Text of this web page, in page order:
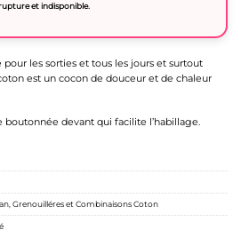
les sorties et tous les jours et surtout
est un cocon de douceur et de chaleur
devant qui facilite l’habillage.
et indisponible.
Grenouilléres et Combinaisons Coton